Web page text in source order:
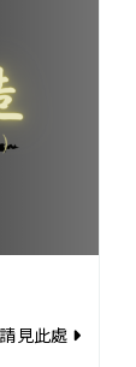
見此處